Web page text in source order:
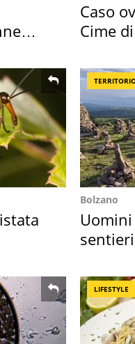
Caso
Cime
Bolzano
LIFESTYLE